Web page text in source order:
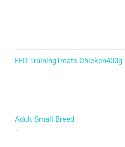
FFD TrainingTreats Chicken400g
Adult Small Breed
–